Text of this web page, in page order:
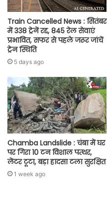
Train Cancelled News : सितंबर
में 338 ट्रेनें रद्द, 845 रेल सेवाएं
प्रभावित, सफर से पहले जरूर जांचें
ट्रेन स्थिति
5 days ago
Chamba Landslide : चंबा में घर
पर गिरा 10 टन विशाल पत्थर,
लेंटर टूटा, बड़ा हादसा टला सुरक्षित
1 week ago